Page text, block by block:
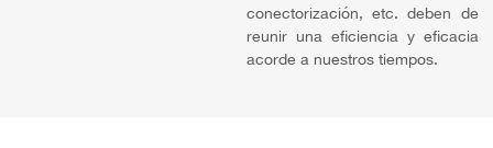
conectorización, etc. deben de
reunir una eficiencia y eficacia
acorde a nuestros tiempos.